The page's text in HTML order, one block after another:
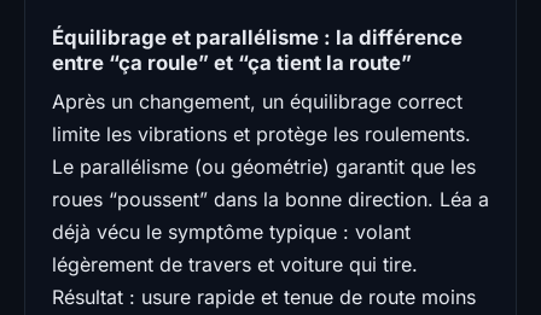
Équilibrage et parallélisme : la différence
entre “ça roule” et “ça tient la route”
Après un changement, un équilibrage correct
limite les vibrations et protège les roulements.
Le parallélisme (ou géométrie) garantit que les
roues “poussent” dans la bonne direction. Léa a
déjà vécu le symptôme typique : volant
légèrement de travers et voiture qui tire.
Résultat : usure rapide et tenue de route moins